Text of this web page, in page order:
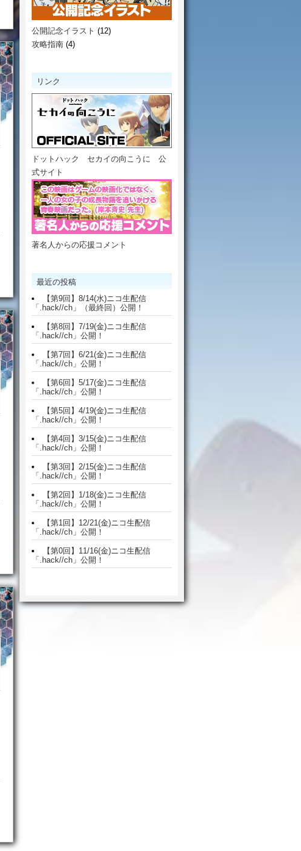
公開記念イラスト (12)
攻略指南 (4)
リンク
ドットハック セカイの向こうに 公
式サイト
著名人からの応援コメント
最近の投稿
【第9回】8/14(水)ニコ生配信
「.hack//ch」（最終回）公開！
【第8回】7/19(金)ニコ生配信
「.hack//ch」公開！
【第7回】6/21(金)ニコ生配信
「.hack//ch」公開！
【第6回】5/17(金)ニコ生配信
「.hack//ch」公開！
【第5回】4/19(金)ニコ生配信
「.hack//ch」公開！
【第4回】3/15(金)ニコ生配信
「.hack//ch」公開！
【第3回】2/15(金)ニコ生配信
「.hack//ch」公開！
【第2回】1/18(金)ニコ生配信
「.hack//ch」公開！
【第1回】12/21(金)ニコ生配信
「.hack//ch」公開！
【第0回】11/16(金)ニコ生配信
「.hack//ch」公開！